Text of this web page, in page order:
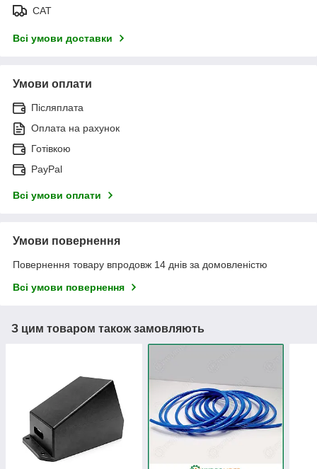
САТ
Всі умови доставки
Умови оплати
Післяплата
Оплата на рахунок
Готівкою
PayPal
Всі умови оплати
Умови повернення
Повернення товару впродовж 14 днів за домовленістю
Всі умови повернення
З цим товаром також замовляють